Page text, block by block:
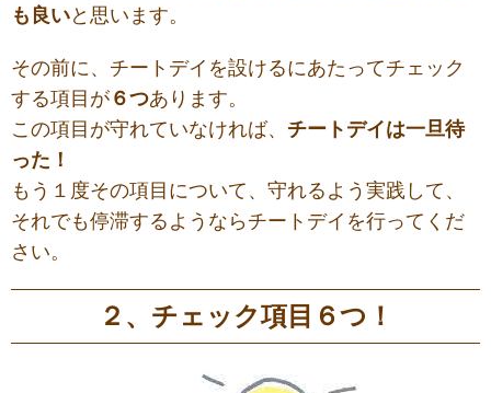
も良いと思います。
その前に、チートデイを設けるにあたってチェック
する項目が ６つあります。
この項目が守れていなければ、 チートデイは一旦待
った！
もう１度その項目について、守れるよう実践して、
それでも停滞するようならチートデイを行ってくだ
さい。
２、チェック項目６つ！